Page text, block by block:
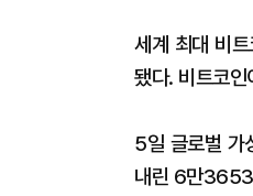
세계 최대 비
됐다. 비트코
5일 글로벌 가
내린 6만3653